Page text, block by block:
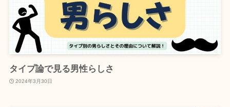
タイプ論で見る男性らしさ
2024年3月30日